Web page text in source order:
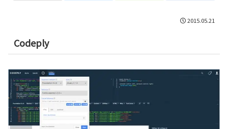
2015.05.21
Codeply